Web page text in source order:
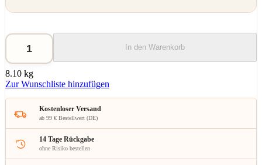
In den Warenkorb
8.10 kg
Zur Wunschliste hinzufügen
Kostenloser Versand
ab 99 € Bestellwert (DE)
14 Tage Rückgabe
ohne Risiko bestellen